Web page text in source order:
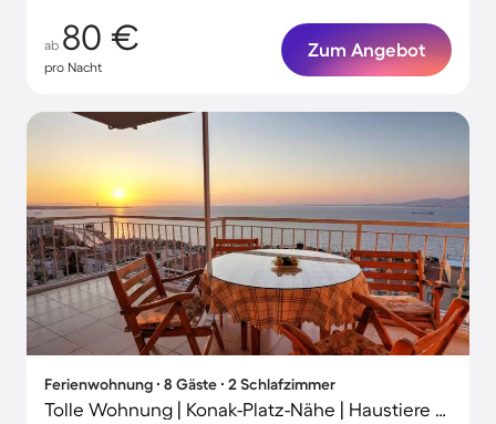
ab 80 €
pro Nacht
Zum Angebot
Ferienwohnung ∙ 8 Gäste ∙ 2 Schlafzimmer
Tolle Wohnung | Konak-Platz-Nähe | Haustiere sind willkommen